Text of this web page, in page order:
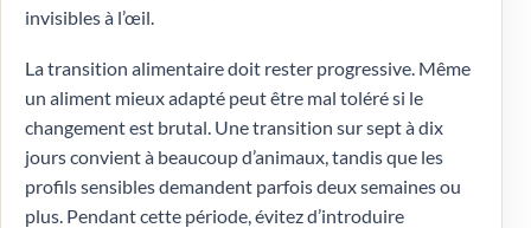
invisibles à l’œil.
La transition alimentaire doit rester progressive. Même
un aliment mieux adapté peut être mal toléré si le
changement est brutal. Une transition sur sept à dix
jours convient à beaucoup d’animaux, tandis que les
profils sensibles demandent parfois deux semaines ou
plus. Pendant cette période, évitez d’introduire